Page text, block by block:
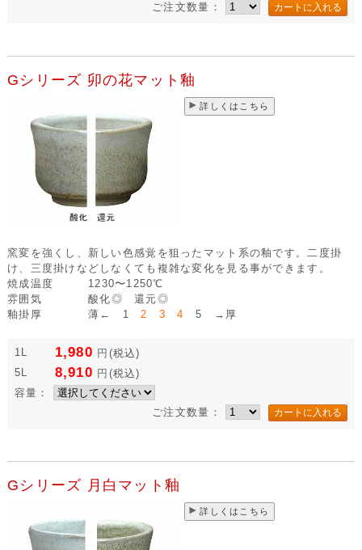
ご注文数量：
Gシリーズ 卯の花マット釉
詳しくはこちら
窯変を強くし、新しい色感覚を狙ったマット系の釉です。二度掛
け、三度掛けなどしなくても複雑な変化を見る事ができます。
焼成温度
1230〜1250℃
雰囲気
酸化◎ 還元◎
釉掛厚
薄← 1 2 3 4 5 →厚
1L 1,980 円 (税込)
5L
8,910 円 (税込)
容量：
ご注文数量：
Gシリーズ 月白マット釉
詳しくはこちら